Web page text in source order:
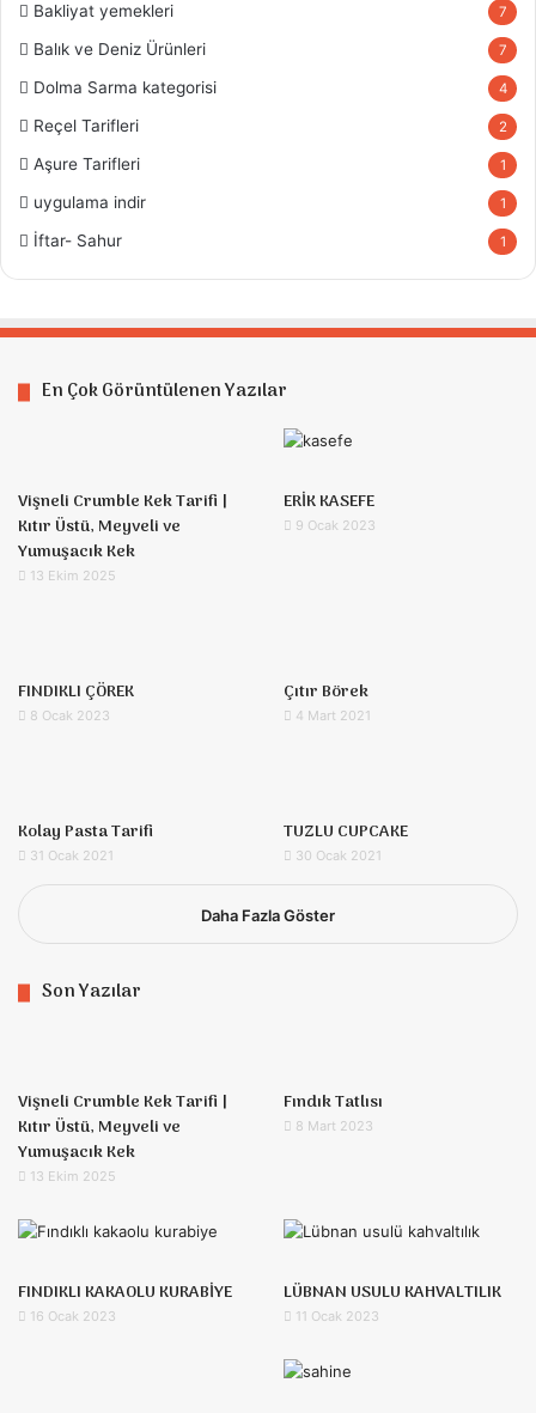
Bakliyat yemekleri 7
Balık ve Deniz Ürünleri 7
Dolma Sarma kategorisi 4
Reçel Tarifleri 2
Aşure Tarifleri 1
uygulama indir 1
İftar- Sahur 1
En Çok Görüntülenen Yazılar
Vişneli Crumble Kek Tarifi |
Kıtır Üstü, Meyveli ve
Yumuşacık Kek
13 Ekim 2025
ERİK KASEFE
9 Ocak 2023
FINDIKLI ÇÖREK
8 Ocak 2023
Çıtır Börek
4 Mart 2021
Kolay Pasta Tarifi
31 Ocak 2021
TUZLU CUPCAKE
30 Ocak 2021
Daha Fazla Göster
Son Yazılar
Vişneli Crumble Kek Tarifi |
Kıtır Üstü, Meyveli ve
Yumuşacık Kek
13 Ekim 2025
Fındık Tatlısı
8 Mart 2023
FINDIKLI KAKAOLU KURABİYE
16 Ocak 2023
LÜBNAN USULU KAHVALTILIK
11 Ocak 2023